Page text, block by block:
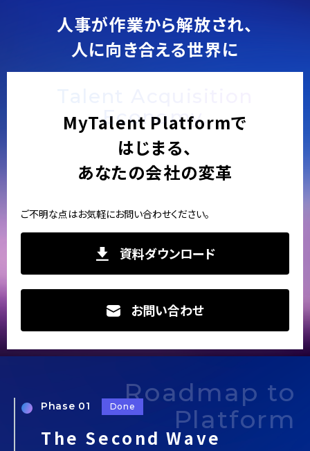
人事が作業から解放され、
人に向き合える世界に
Economy.
MyTalent Platformで
はじまる、
あなたの会社の変革
ご不明な点はお気軽にお問い合わせください。
資料ダウンロード
お問い合わせ
Roadmap to
Platform
Phase 01 Done
The Second Wave